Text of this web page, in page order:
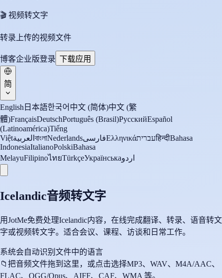
🎬 视频转文字
转录上传的视频文件
博客企业版登录 下载应用
简
English 日本語한국어 中文 (简体)中文 (繁
體)FrançaisDeutschPortuguês (Brasil)РусскийEspañol
(Latinoamérica)Tiếng
Việtالعربية বাংলাNederlandsفارسیΕλληνικάעבריתहिन्दीBahasa
IndonesiaItalianoPolskiBahasa
MelayuFilipinoไทยTürkçeУкраїнськаاردو
Icelandic音频转文字
用JotMe免费处理Icelandic内容，在线完成翻译、转录、语音转文
字或视频转文字。适合会议、课程、访谈和日常工作。
系统会自动识别文件中的语言
📁 把音频文件拖到这里，或点击选择MP3、WAV、M4A/AAC、
FLAC、OGG/Opus、AIFF、CAF、WMA 等。